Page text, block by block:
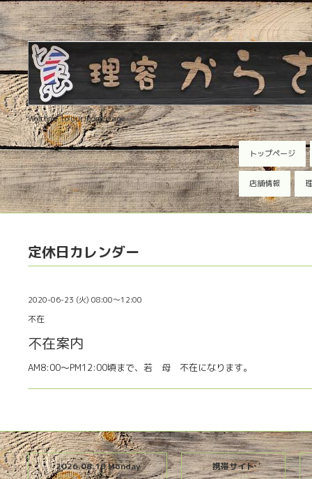
Welcome to our homepage
トップページ
店舗情報
定休日カレンダー
2020-06-23 (火) 08:00～12:00
不在
不在案内
AM8:00〜PM12:00頃まで、若 母 不在になります。
2026.08.10 Monday 携帯サイト